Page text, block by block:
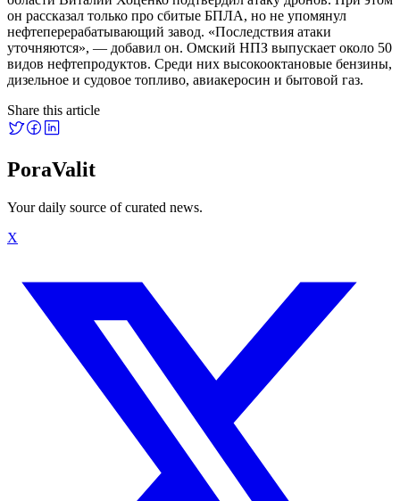
он рассказал только про сбитые БПЛА, но не упомянул
нефтеперерабатывающий завод. «Последствия атаки
уточняются», — добавил он. Омский НПЗ выпускает около 50
видов нефтепродуктов. Среди них высокооктановые бензины,
дизельное и судовое топливо, авиакеросин и бытовой газ.
Share this article
PoraValit
Your daily source of curated news.
X